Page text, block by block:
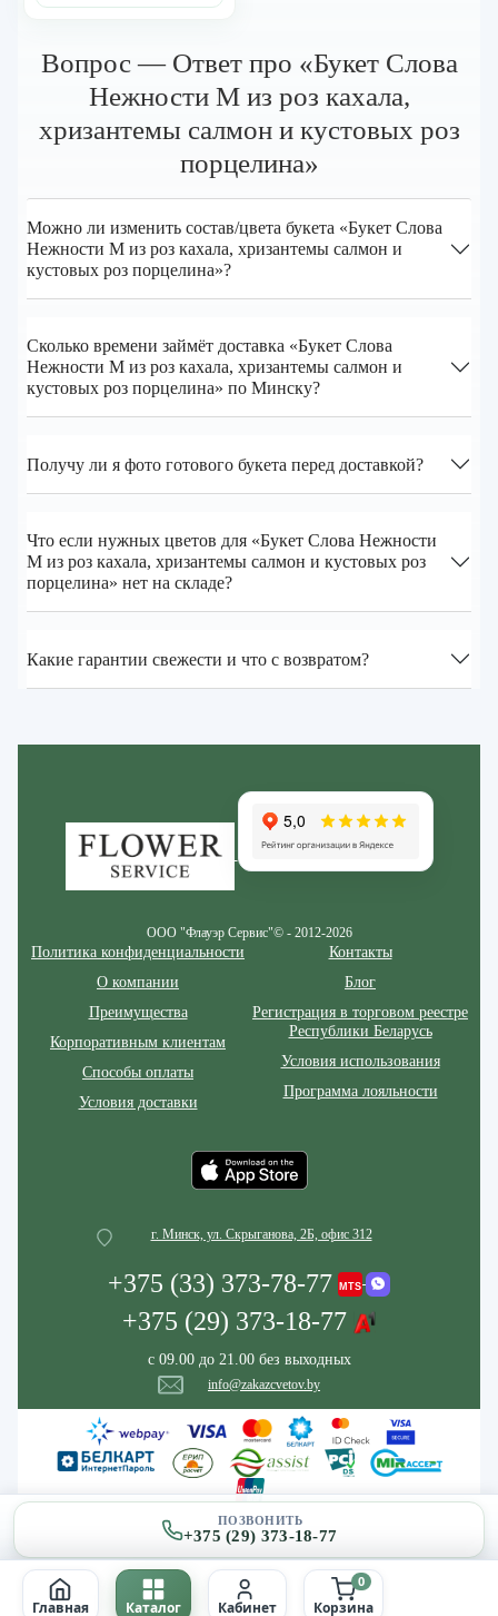
ПОЗВОНИТЬ
+375 (29) 373-18-77
Главная Каталог Кабинет Корзина
0
Вопрос — Ответ про «Букет Слова
Нежности M из роз кахала,
хризантемы салмон и кустовых роз
порцелина»
Можно ли изменить состав/цвета букета «Букет Слова
Нежности M из роз кахала, хризантемы салмон и
кустовых роз порцелина»?
Сколько времени займёт доставка «Букет Слова
Нежности M из роз кахала, хризантемы салмон и
кустовых роз порцелина» по Минску?
Получу ли я фото готового букета перед доставкой?
Что если нужных цветов для «Букет Слова Нежности
M из роз кахала, хризантемы салмон и кустовых роз
порцелина» нет на складе?
Какие гарантии свежести и что с возвратом?
ООО "Флауэр Сервис"© - 2012-2026
Политика конфиденциальности
О компании
Преимущества
Корпоративным клиентам
Способы оплаты
Условия доставки
Контакты
Блог
Регистрация в торговом реестре
Республики Беларусь
Условия использования
Программа лояльности
г. Минск, ул. Скрыганова, 2Б, офис 312
+375 (33) 373-78-77
+375 (29) 373-18-77
с 09.00 до 21.00 без выходных
info@zakazcvetov.by